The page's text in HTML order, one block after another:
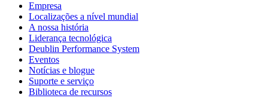
Empresa
Localizações a nível mundial
A nossa história
Liderança tecnológica
Deublin Performance System
Eventos
Notícias e blogue
Suporte e serviço
Biblioteca de recursos